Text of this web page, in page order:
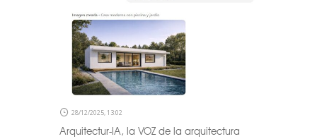
28/12/2025, 13:02
Arquitectur-IA, la VOZ de la arquitectura